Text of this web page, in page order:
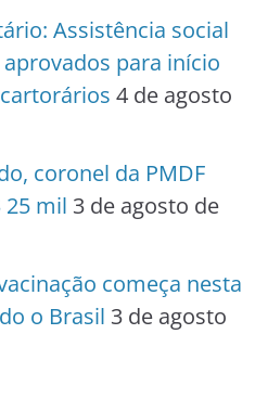
Assistência social
para início
4 de agosto
coronel da PMDF
25 mil 3 de agosto de
começa nesta
o Brasil 3 de agosto